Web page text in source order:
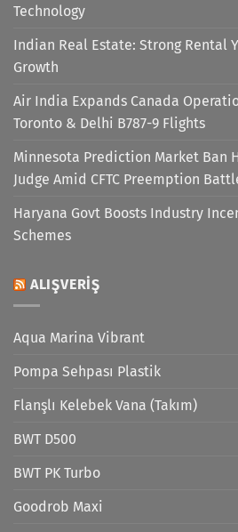
Technology
Indian Real Estate: Strong Rental
Growth
Air India Expands Canada
Toronto & Delhi B787-9 Flights
Minnesota Prediction Market Ban
Judge Amid CFTC Preemption
Haryana Govt Boosts Industry
Schemes
ALIŞVERIŞ
Aqua Marina Vibrant
Pompa Sehpası Plastik
Flanşlı Kelebek Vana (Takım)
BWT D500
BWT PK Turbo
Goodrob Maxi